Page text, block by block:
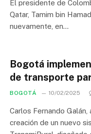
El presidente de
Qatar, Tamim bin
nuevamente, en…
Bogotá
de transporte
BOGOTÁ 10/02/2025
Carlos Fernando
creación de un nuevo